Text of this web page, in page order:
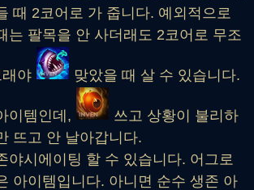
때 2코어로 가 줍니다. 예외적으로
는 팔목을 안 사더래도 2코어로 무조
야 맞았을 때 살 수 있습니다.
이템인데,
쓰고 상황이 불리하
뜨고 안 날아갑니다.
야시에이팅 할 수 있습니다. 어그로
아이템입니다. 아니면 순수 생존 아